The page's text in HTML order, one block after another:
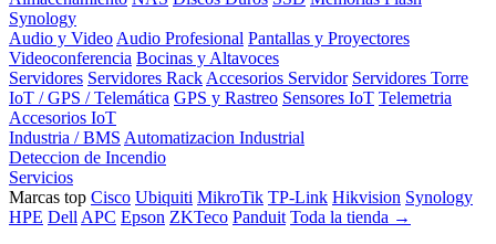
Synology
Audio y Video Audio Profesional Pantallas y Proyectores
Videoconferencia Bocinas y Altavoces
Servidores Servidores Rack Accesorios Servidor Servidores Torre
IoT / GPS / Telemática GPS y Rastreo Sensores IoT Telemetria
Accesorios IoT
Industria / BMS Automatizacion Industrial
Deteccion de Incendio
Servicios
Marcas top Cisco Ubiquiti MikroTik TP-Link Hikvision Synology
HPE Dell APC Epson ZKTeco Panduit Toda la tienda →